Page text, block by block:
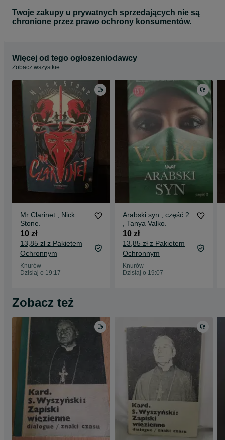
Twoje zakupy u prywatnych sprzedających nie są
chronione przez prawo ochrony konsumentów.
Więcej od tego ogłoszeniodawcy
Zobacz wszystkie
Mr Clarinet , Nick
Stone.
10 zł
13,85 zł z Pakietem
Ochronnym
Knurów
Dzisiaj o 19:17
Arabski syn , część 2
, Tanya Valko.
10 zł
13,85 zł z Pakietem
Ochronnym
Knurów
Dzisiaj o 19:07
Zobacz też